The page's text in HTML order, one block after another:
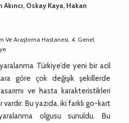
Akıncı, Oskay Kaya, Hakan
Ve Araştırma Hastanesi, 4. Genel
Türkiye’de yeni bir acil
göre çok değişik şekillerde
ve hasta karakteristikleri
vardır. Bu yazıda, iki farklı go-kart
olgusu sunuldu. Bu